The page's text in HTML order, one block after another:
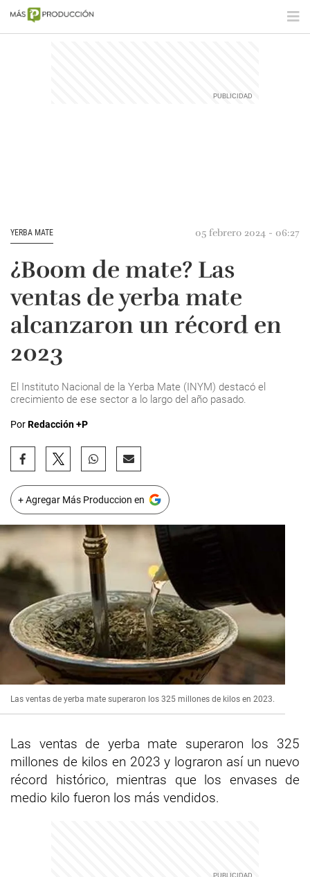
YERBA MATE 05 febrero 2024 - 06:27
¿Boom de mate? Las
ventas de yerba mate
alcanzaron un récord en
2023
El Instituto Nacional de la Yerba Mate (INYM) destacó el
crecimiento de ese sector a lo largo del año pasado.
PorRedacción +P
+ Agregar Más Produccion en
Las ventas de yerba mate superaron los 325 millones de kilos en 2023.
Las ventas de yerba mate superaron los 325
millones de kilos en 2023 y lograron así un nuevo
récord histórico, mientras que los envases de
medio kilo fueron los más vendidos.